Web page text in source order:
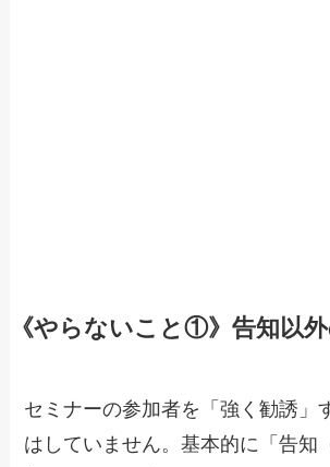
《やらないこと①》告知以
セミナーの参加者を「強く勧誘」
はしていません。基本的に「告知